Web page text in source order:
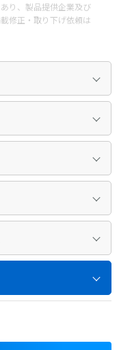
り、製品提供企業及び
修正・取り下げ依頼は